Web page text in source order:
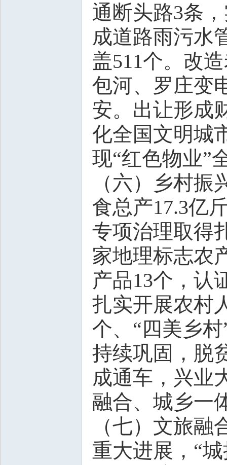
通断头路3条
成道路雨污水
盖511个。改
包河、罗庄变
安。出让形成
化全国文明城
现“红色物业”
（六）乡村
食总产17.3亿
专项治理取得
家地理标志农
产品13个，认
扎实开展农村
个、“四美乡
持续巩固，脱
成通车，兴业
融合、城乡一
（七）文旅
重大进展，“